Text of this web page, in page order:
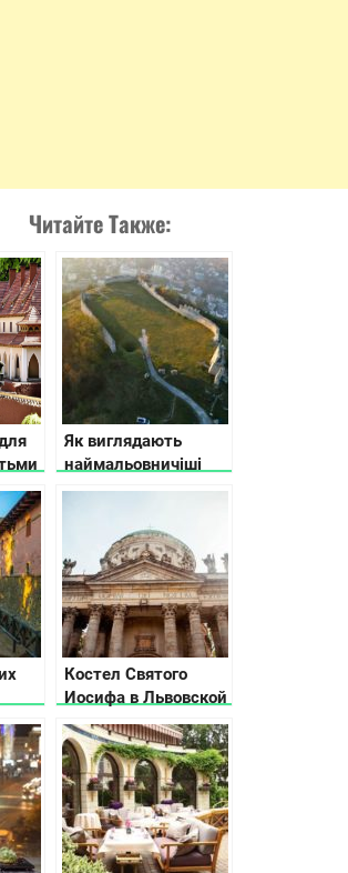
Читайте Также:
Як виглядають
наймальовничіші
руїни старовинних
Костел Святого
Иосифа в Львовской
области